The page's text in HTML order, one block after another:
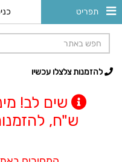
תפריט
להזמנות צלצלו עכשיו
ש"ח, להזמנות 08-